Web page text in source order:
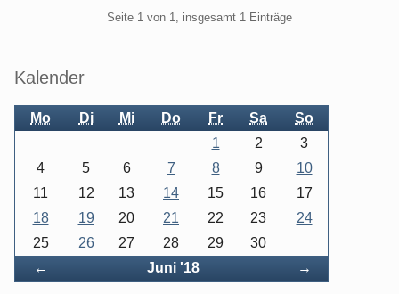
Seite 1 von 1, insgesamt 1 Einträge
Seitenleiste
Kalender
Mo Di Mi Do Fr Sa So
← Juni '18 Vorwärts
→
1 2
3
4
5 6 7 8 9
10
11
12 13 14 15 16
17
18
19 20 21 22 23
24
25
26 27 28 29 30